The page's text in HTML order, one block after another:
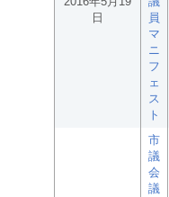
日
員
マ
ニ
フ
ェ
ス
ト
市
議
会
議